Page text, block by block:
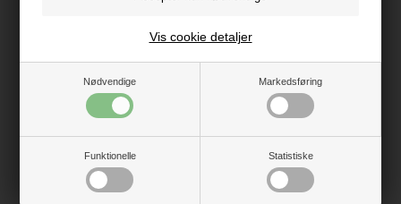
Nødvendige Markedsføring
Funktionelle Statistiske
Vis cookie detaljer
Specifikationer
Aldersanbefaling: Fra fødslen og op til ca. 4 år
Maksimal vægt for barn: 22,0 kg